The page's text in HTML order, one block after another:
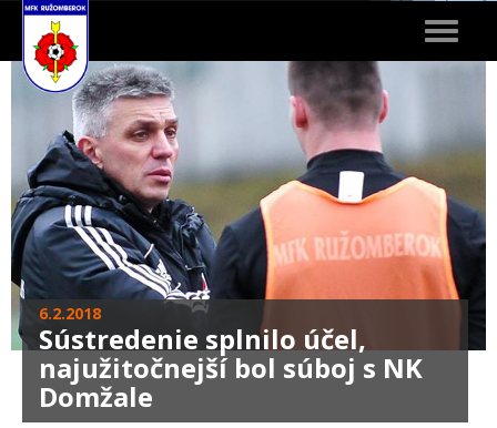
Toggle
6.2.2018
Sústredenie splnilo účel,
najužitočnejší bol súboj s NK
Domžale